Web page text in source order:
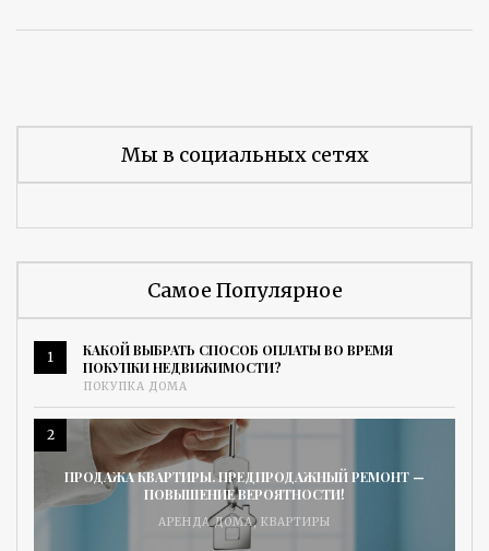
Мы в социальных сетях
Самое Популярное
1
КАКОЙ ВЫБРАТЬ СПОСОБ ОПЛАТЫ ВО ВРЕМЯ
ПОКУПКИ НЕДВИЖИМОСТИ?
ПОКУПКА ДОМА
2
ПРОДАЖА КВАРТИРЫ. ПРЕДПРОДАЖНЫЙ РЕМОНТ —
ПОВЫШЕНИЕ ВЕРОЯТНОСТИ!
АРЕНДА ДОМА, КВАРТИРЫ